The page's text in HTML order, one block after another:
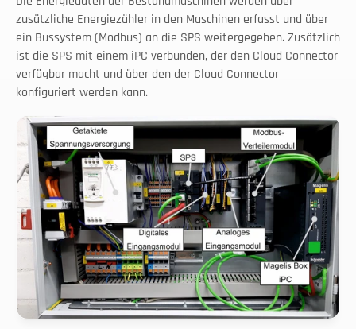
zusätzliche Energiezähler in den Maschinen erfasst und über
ein Bussystem (Modbus) an die SPS weitergegeben. Zusätzlich
ist die SPS mit einem iPC verbunden, der den Cloud Connector
verfügbar macht und über den der Cloud Connector
konfiguriert werden kann.